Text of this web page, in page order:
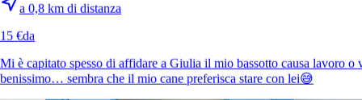
a 0,8 km di distanza
15 €da
Mi è capitato spesso di affidare a Giulia il mio bassotto causa lavoro o
benissimo… sembra che il mio cane preferisca stare con lei😅